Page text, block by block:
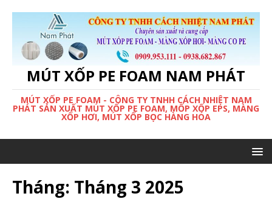
MÚT XỐP PE FOAM NAM PHÁT
MÚT XỐP PE FOAM - CÔNG TY TNHH CÁCH NHIỆT NAM
PHÁT SẢN XUẤT MÚT XỐP PE FOAM, MỐP XỐP EPS, MÀNG
XỐP HƠI, MÚT XỐP BỌC HÀNG HÓA
Tháng: Tháng 3 2025